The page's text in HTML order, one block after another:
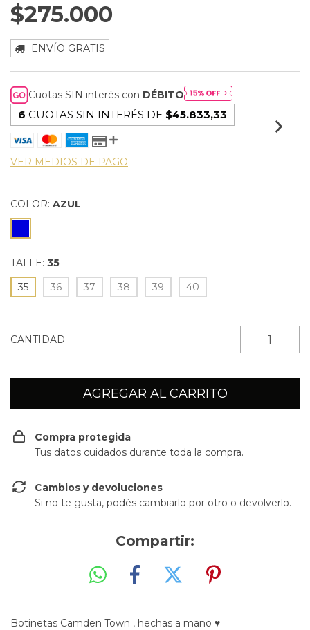
$275.000
ENVÍO GRATIS
Cuotas SIN interés con DÉBITO
6 CUOTAS SIN INTERÉS DE $45.833,33
VER MEDIOS DE PAGO
COLOR: AZUL
TALLE: 35
35
36 37 38 39 40
CANTIDAD
Compra protegida
Tus datos cuidados durante toda la compra.
Cambios y devoluciones
Si no te gusta, podés cambiarlo por otro o devolverlo.
Compartir:
Botinetas Camden Town , hechas a mano ♥